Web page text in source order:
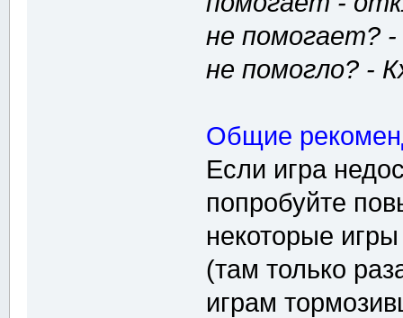
не помогает?
не помогло? -
Общие
Если игра
попробуйте
некоторые
(там только
играм